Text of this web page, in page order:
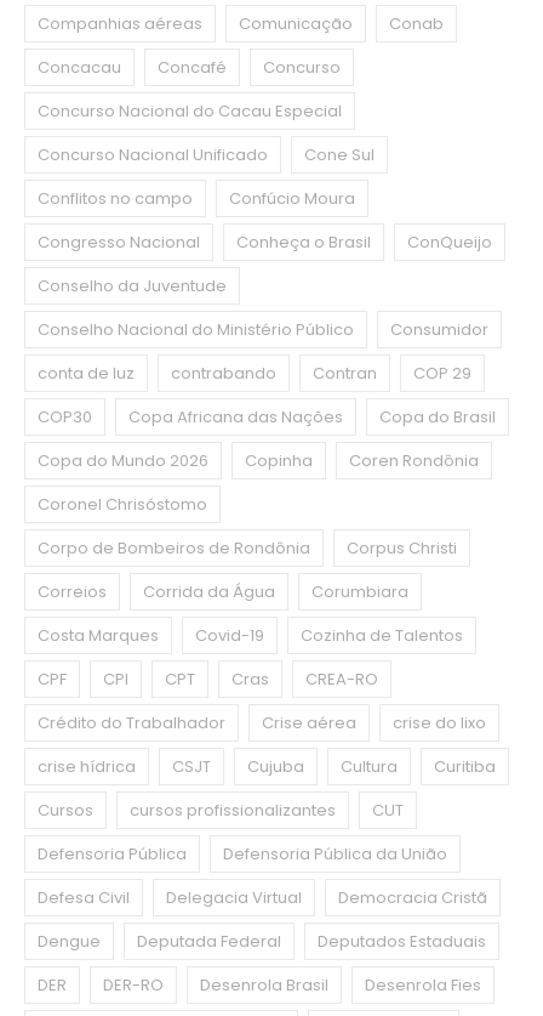
Companhias aéreas
Comunicação
Conab
Concacau
Concafé
Concurso
Concurso Nacional do Cacau Especial
Concurso Nacional Unificado
Cone Sul
Conflitos no campo
Confúcio Moura
Congresso Nacional
Conheça o Brasil
ConQueijo
Conselho da Juventude
Conselho Nacional do Ministério Público
Consumidor
conta de luz
contrabando Contran
COP 29
COP30
Copa Africana das Nações
Copa do Brasil
Copa do Mundo 2026
Copinha
Coren Rondônia
Coronel Chrisóstomo
Corpo de Bombeiros de Rondônia
Corpus Christi
Correios
Corrida da Água
Corumbiara
Costa Marques
Covid-19
Cozinha de Talentos
CPF
CPI CPT Cras
CREA-RO
Crédito do Trabalhador
Crise aérea
crise do lixo
crise hídrica
CSJT Cujuba Cultura
Curitiba
Cursos
cursos profissionalizantes
CUT
Defensoria Pública
Defensoria Pública da União
Defesa Civil
Delegacia Virtual
Democracia Cristã
Dengue
Deputada Federal
Deputados Estaduais
DER
DER-RO Desenrola Brasil
Desenrola Fies